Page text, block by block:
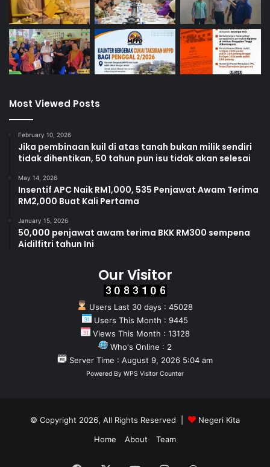
Most Viewed Posts
February 10, 2026
Jika pembinaan kuil di atas tanah bukan milik sendiri
tidak dihentikan, 50 tahun pun isu tidak akan selesai
May 14, 2026
Insentif APC Naik RM1,000, 535 Penjawat Awam Terima
RM2,000 Buat Kali Pertama
January 15, 2026
50,000 penjawat awam terima BKK RM300 sempena
Aidilfitri tahun Ini
Our Visitor
Users Last 30 days : 45028
Users This Month : 9445
Views This Month : 13128
Who's Online : 2
Server Time : August 9, 2026 5:04 am
Powered By WPS Visitor Counter
© Copyright 2026, All Rights Reserved |
Negeri Kita
Home
About Team